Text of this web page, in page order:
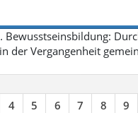
der Vergangenheit
4 5 6 7 8 9